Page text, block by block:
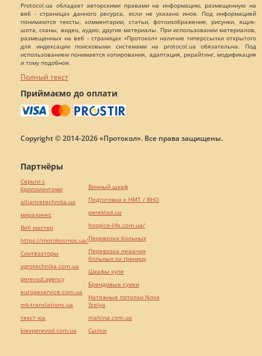
Protocol.ua обладает авторскими правами на информацию, размещенную на
веб - страницах данного ресурса, если не указано иное. Под информацией
понимаются тексты, комментарии, статьи, фотоизображения, рисунки, ящик-
шота, сканы, видео, аудио, другие материалы. При использовании материалов,
размещенных на веб - страницах «Протокол» наличие гиперссылки открытого
для индексации поисковыми системами на protocol.ua обязательна. Под
использованием понимается копирования, адаптация, рерайтинг, модификация
и тому подобное.
Полный текст
Приймаємо до оплати
Copyright © 2014-2026 «Протокол». Все права защищены.
Партнёры
Серьги с
бриллиантами
alliancetechnika.ua
миралинкс
Веб мастер
https://motokosmos.ua/
Синтезаторы
agrotechnika.com.ua
perevod.agency
europeservice.com.ua
mk-translations.ua
текст юа
kievperevod.com.ua
Винный шкаф
Подготовка к НМТ / ВНО
pereklad.ua
hospice-life.com.ua/
Перевозка больных
Перевозка лежачих
больных за границу
Шкафы купе
Брендовые сумки
Натяжные потолки Nova
Stelya
maltina.com.ua
Cылки